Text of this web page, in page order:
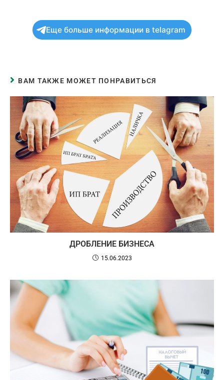
Еще больше информации в telagram
ВАМ ТАКЖЕ МОЖЕТ ПОНРАВИТЬСЯ
ДРОБЛЕНИЕ БИЗНЕСА
15.06.2023